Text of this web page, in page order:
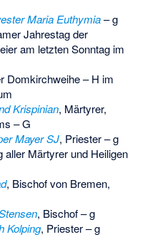
Maria Euthymia– g
Jahrestag der
am letzten Sonntag im
Domkirchweihe – H im
Krispinian, Märtyrer,
– G
Mayer SJ, Priester – g
Märtyrer und Heiligen
, Bischof von Bremen,
, Bischof – g
Kolping, Priester – g